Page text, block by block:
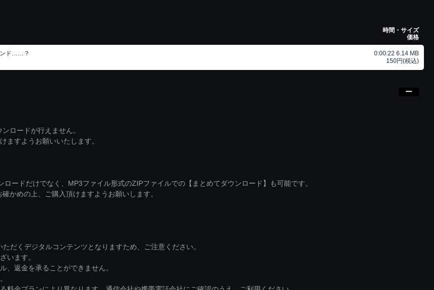
時間・サイズ
価格
ンド……？
0:00:22 6.14 MB
150円(税込)
ロードが行えません。
ますようお願いいたします。
ードだけでなく、MP3ファイル形式のZIPファイルでの【まとめてダウンロード】も可能です。
かめの上、ご購入頂けますようお願いします。
だくデジタルコンテンツとなりますため、ご注意ください。
います。
、返金を承ることができません。